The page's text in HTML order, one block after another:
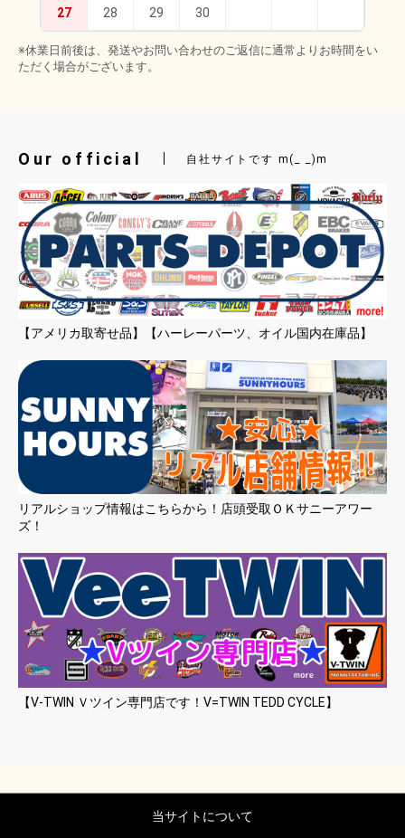
27 28 29 30
※休業日前後は、発送やお問い合わせのご返信に通常よりお時間をい
ただく場合がございます。
Our official 自社サイトです m(_ _)m
【アメリカ取寄せ品】【ハーレーパーツ、オイル国内在庫品】
リアルショップ情報はこちらから！店頭受取ＯＫサニーアワー
ズ！
【V-TWIN Ｖツイン専門店です！V=TWIN TEDD CYCLE】
当サイトについて